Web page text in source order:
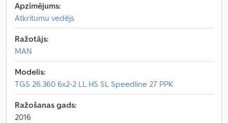
Apzīmējums:
Atkritumu vedējs
Ražotājs:
MAN
Modelis:
TGS 26.360 6x2-2 LL HS SL Speedline 27 PPK
Ražošanas gads:
2016